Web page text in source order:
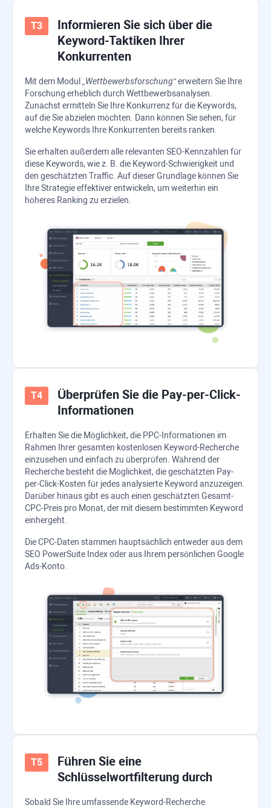
Informieren Sie sich über die
Keyword-Taktiken Ihrer
Konkurrenten
Mit dem Modul „Wettbewerbsforschung“erweitern Sie Ihre
Forschung erheblich durch Wettbewerbsanalysen.
Zunächst ermitteln Sie Ihre Konkurrenz für die Keywords,
auf die Sie abzielen möchten. Dann können Sie sehen, für
welche Keywords Ihre Konkurrenten bereits ranken.
Sie erhalten außerdem alle relevanten SEO-Kennzahlen für
diese Keywords, wie z. B. die Keyword-Schwierigkeit und
den geschätzten Traffic. Auf dieser Grundlage können Sie
Ihre Strategie effektiver entwickeln, um weiterhin ein
höheres Ranking zu erzielen.
Überprüfen Sie die Pay-per-Click-
Informationen
Erhalten Sie die Möglichkeit, die PPC-Informationen im
Rahmen Ihrer gesamten kostenlosen Keyword-Recherche
einzusehen und einfach zu überprüfen. Während der
Recherche besteht die Möglichkeit, die geschätzten Pay-
per-Click-Kosten für jedes analysierte Keyword anzuzeigen.
Darüber hinaus gibt es auch einen geschätzten Gesamt-
CPC-Preis pro Monat, der mit diesem bestimmten Keyword
einhergeht.
Die CPC-Daten stammen hauptsächlich entweder aus dem
SEO PowerSuite Index oder aus Ihrem persönlichen Google
Ads-Konto.
Führen Sie eine
Schlüsselwortfilterung durch
Sobald Sie Ihre umfassende Keyword-Recherche